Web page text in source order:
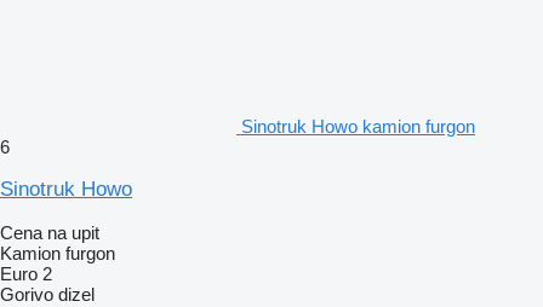
Sinotruk Howo kamion furgon
6
Sinotruk Howo
Cena na upit
Kamion furgon
Euro 2
Gorivo dizel